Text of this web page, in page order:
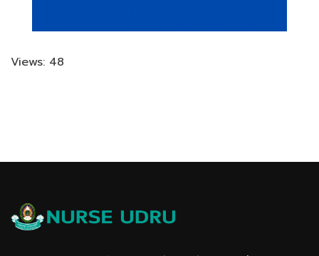
Views: 48